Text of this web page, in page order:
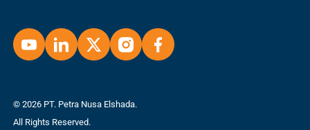
© 2026 PT. Petra Nusa Elshada.
All Rights Reserved.